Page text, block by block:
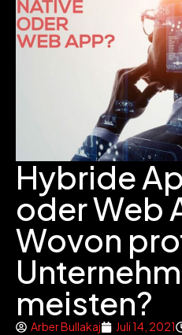
Hybride
oder Web
Wovon
meisten?
Arber Bullakaj Juli 14, 2021